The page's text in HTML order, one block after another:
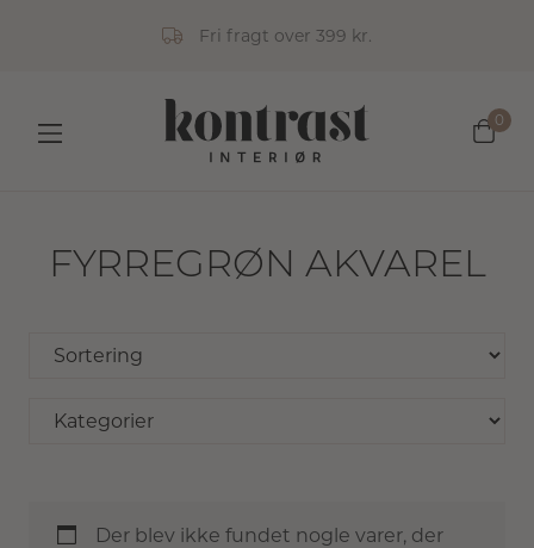
Fri fragt over 399 kr.
0
FYRREGRØN AKVAREL
Der blev ikke fundet nogle varer, der